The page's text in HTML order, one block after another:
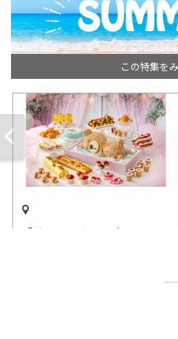
この特集を
「サマースイーツビュッフェ